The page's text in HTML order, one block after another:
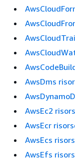
AwsDms
AwsEc2
AwsEcr
AwsEcs
AwsEfs